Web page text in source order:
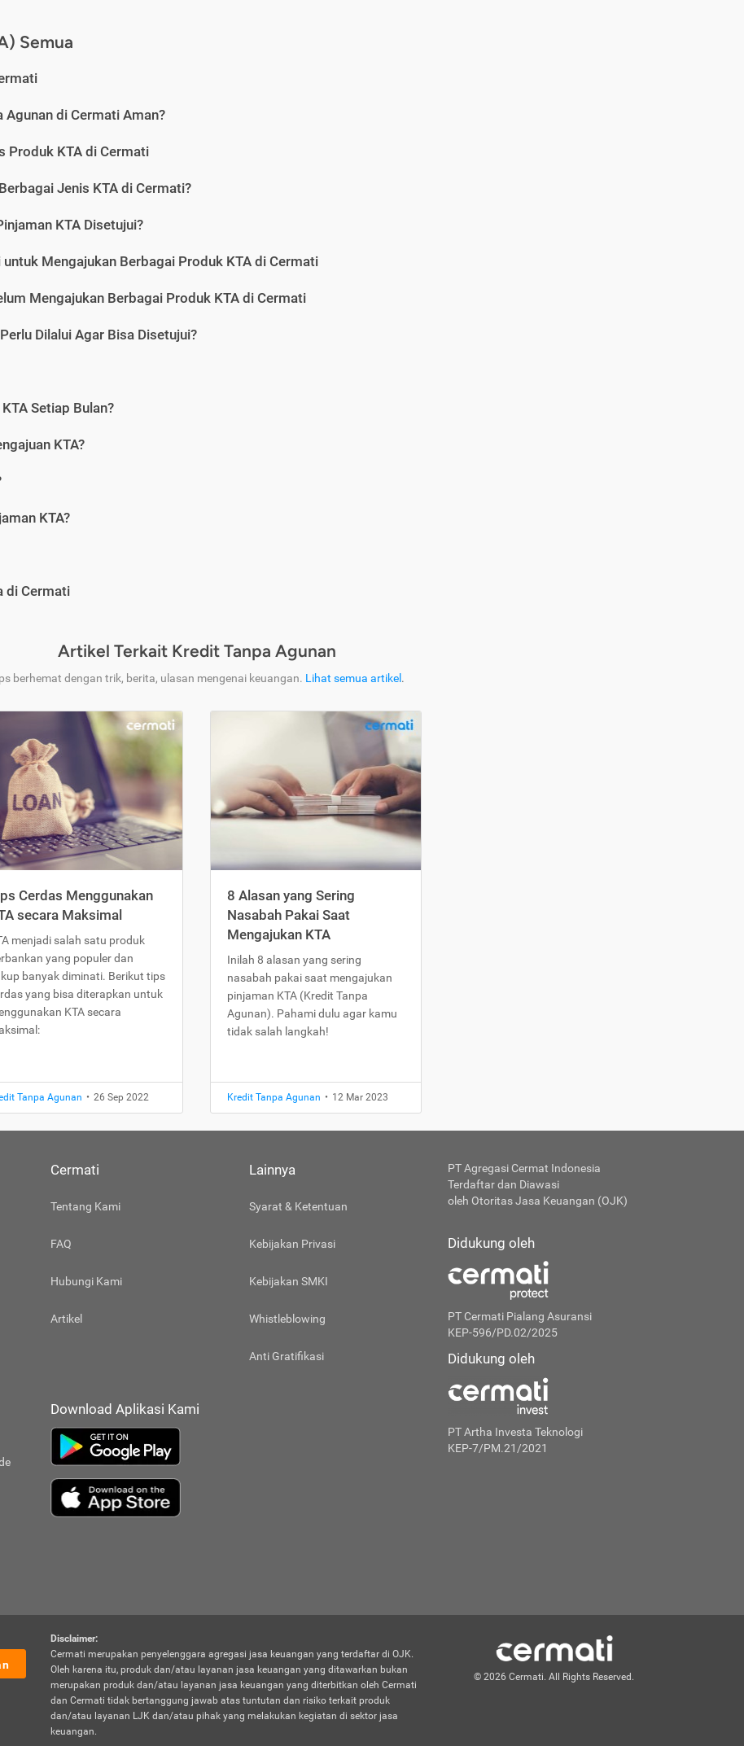
Semua
Agunan di Cermati Aman?
Produk KTA di Cermati
Jenis KTA di Cermati?
KTA Disetujui?
Mengajukan Berbagai Produk KTA di Cermati
Mengajukan Berbagai Produk KTA di Cermati
Dilalui Agar Bisa Disetujui?
Setiap Bulan?
KTA?
KTA?
di Cermati
Artikel Terkait Kredit Tanpa Agunan
berhemat dengan trik, berita, ulasan mengenai keuangan. Lihat semua artikel .
Cerdas Menggunakan
secara Maksimal
menjadi salah satu produk
yang populer dan
banyak diminati. Berikut tips
yang bisa diterapkan untuk
KTA secara
Tanpa Agunan • 26 Sep 2022
8 Alasan yang Sering
Nasabah Pakai Saat
Mengajukan KTA
Inilah 8 alasan yang sering
nasabah pakai saat mengajukan
pinjaman KTA (Kredit Tanpa
Agunan). Pahami dulu agar kamu
tidak salah langkah!
Kredit Tanpa Agunan • 12 Mar 2023
Cermati
Tentang Kami
FAQ
Hubungi Kami
Artikel
Lainnya
Syarat & Ketentuan
Kebijakan Privasi
Kebijakan SMKI
Whistleblowing
Anti Gratifikasi
Download Aplikasi Kami
PT Agregasi Cermat Indonesia
Terdaftar dan Diawasi
oleh Otoritas Jasa Keuangan (OJK)
Didukung oleh
PT Cermati Pialang Asuransi
KEP-596/PD.02/2025
Didukung oleh
PT Artha Investa Teknologi
KEP-7/PM.21/2021
Disclaimer:
Cermati merupakan penyelenggara agregasi jasa keuangan yang terdaftar di OJK.
Oleh karena itu, produk dan/atau layanan jasa keuangan yang ditawarkan bukan
merupakan produk dan/atau layanan jasa keuangan yang diterbitkan oleh Cermati
dan Cermati tidak bertanggung jawab atas tuntutan dan risiko terkait produk
dan/atau layanan LJK dan/atau pihak yang melakukan kegiatan di sektor jasa
keuangan.
© 2026 Cermati. All Rights Reserved.